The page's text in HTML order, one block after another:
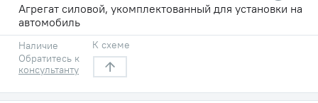
Агрегат силовой, укомплектованный для установки на
автомобиль
Наличие
Обратитесь к
консультанту
К схеме